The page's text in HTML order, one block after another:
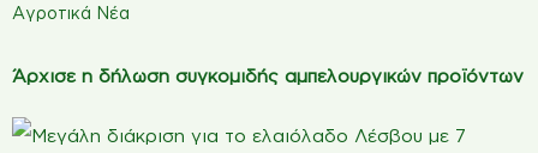
Αγροτικά Νέα
Άρχισε η δήλωση συγκομιδής αμπελουργικών προϊόντων